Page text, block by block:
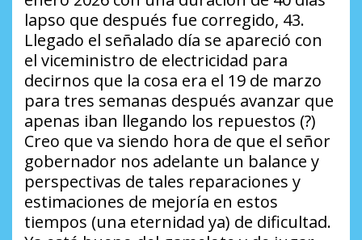
lapso que después fue corregido, 43.
Llegado el señalado día se apareció con
el viceministro de electricidad para
decirnos que la cosa era el 19 de marzo
para tres semanas después avanzar que
apenas iban llegando los repuestos (?)
Creo que va siendo hora de que el señor
gobernador nos adelante un balance y
perspectivas de tales reparaciones y
estimaciones de mejoría en estos
tiempos (una eternidad ya) de dificultad.